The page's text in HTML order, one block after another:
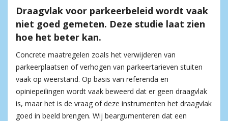
Draagvlak voor parkeerbeleid wordt vaak
niet goed gemeten. Deze studie laat zien
hoe het beter kan.
Concrete maatregelen zoals het verwijderen van
parkeerplaatsen of verhogen van parkeertarieven stuiten
vaak op weerstand. Op basis van referenda en
opiniepeilingen wordt vaak beweerd dat er geen draagvlak
is, maar het is de vraag of deze instrumenten het draagvlak
goed in beeld brengen. Wij beargumenteren dat een